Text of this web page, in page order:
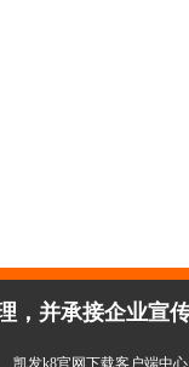
，并承接企业宣
凯发k8官网下载客户端中